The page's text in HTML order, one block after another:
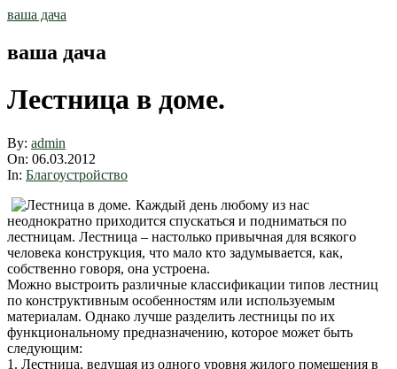
Skip
ваша дача
ваша дача
Лестница в доме.
By: admin
On: 06.03.2012
In: Благоустройство
Каждый день любому из нас
неоднократно приходится спускаться и подниматься по
лестницам. Лестница – настолько привычная для всякого
человека конструкция, что мало кто задумывается, как,
собственно говоря, она устроена.
Можно выстроить различные классификации типов лестниц
по конструктивным особенностям или используемым
материалам. Однако лучше разделить лестницы по их
функциональному предназначению, которое может быть
следующим:
1. Лестница, ведущая из одного уровня жилого помещения в